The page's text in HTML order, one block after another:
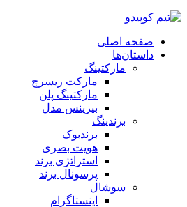
صفحه اصلی
داستان‌ها
مارکتینگ
مارکت ریسرچ
مارکتینگ پلن
بیزینس مدل
برندینگ
برندبوک
هویت بصری
استراتژی برند
پرسونال برند
سوشال
اینستاگرام